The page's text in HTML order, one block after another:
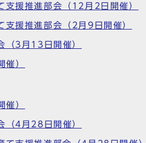
援推進部会（12月2日開催）
援推進部会（2月9日開催）
（3月13日開催）
）
）
（4月28日開催）